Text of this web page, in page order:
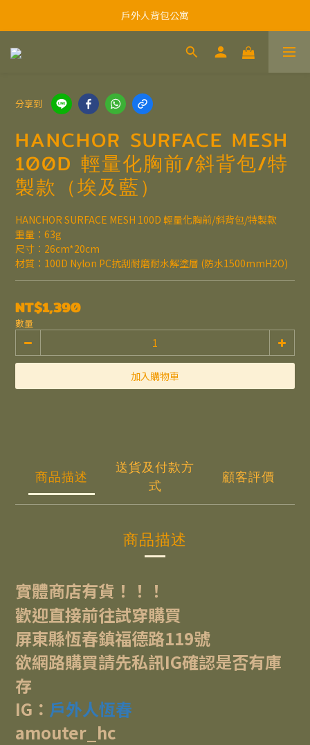
戶外人背包公寓
分享到
HANCHOR SURFACE MESH
100D 輕量化胸前/斜背包/特
製款（埃及藍）
HANCHOR SURFACE MESH 100D 輕量化胸前/斜背包/特製款
重量：63g
尺寸：26cm*20cm
材質：100D Nylon PC抗刮耐磨耐水解塗層 (防水1500mmH2O)
NT$1,390
數量
加入購物車
商品描述
送貨及付款方
式
顧客評價
商品描述
實體商店有貨！！！
歡迎直接前往試穿購買
屏東縣恆春鎮福德路119號
欲網路購買請先私訊IG確認是否有庫
存
IG： 戶外人恆春
amouter_hc